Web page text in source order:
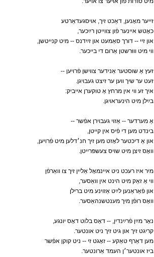
זייער מאָנען, דאַכט זיך, אויסגעדאַרטע
,כאָטש איינער פֿון צווייטן רײַכער
,און זיי -- דורך סאַמעט און זײַדנס -- מיט קנייטשן
.ווי מיט וווּרשטן אַרום די בייכער
-- זעץ אַ שוסטער אַנידער צווישן פֿרויען
.זעט ער שיך ווען ער זיצט געבויגן
:איך זע ווי אין מרחץ אַ טוקערן אייביק
.בײַלן מיט הינעראויגן
-- אַ מערדער -- אַזוי געבוירן אפֿשר
,בינדט מען די פֿיס אין קייטן
,און אַ דיכטער לאָזט מען זיך חנ׳דלען מיט פֿרויען
.וואָס זיצן מיט שויס צעשפּרייטן
מיר איז רעכט ניט איינמאָל אַליין זיך צו וואַרפֿן
,ווי אַ זאַק מיט הינט אין וואַסער
און פֿאַראַנען לײַט אַזוינע מיט ברילן
.וואָס רופֿן מיך מענטשנהאַסער
,נאָר מײַן פֿרײַנדין, -- דאָס בלוט דאָס יונגע
.קריגט זיך און גיט זיך ניט אונטער
מען דאַרף טאַקע -- זאָגט זי -- ניט קוקן אפֿשר
.ביז אונטער׳ן העמד אַרונטער